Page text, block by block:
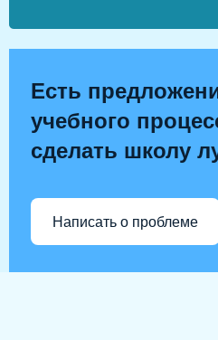
Есть
учебного
сделать школу
Написать о проблеме